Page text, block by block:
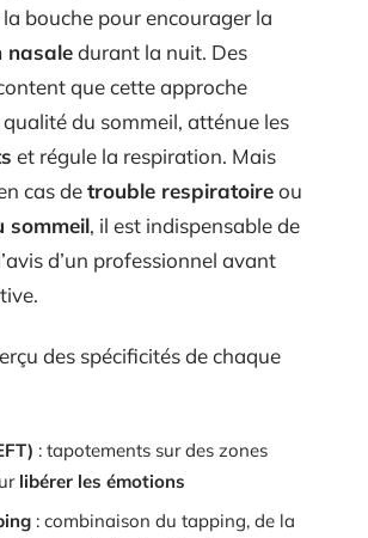
bouche pour encourager la
nasaledurant la nuit. Des
que cette approche
du sommeil, atténue les
et régule la respiration. Mais
cas detrouble respiratoireou
sommeil, il est indispensable de
d’un professionnel avant
des spécificités de chaque
: tapotements sur des zones
libérer les émotions
: combinaison du tapping, de la